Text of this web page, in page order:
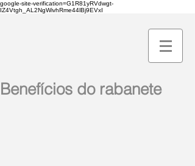
google-site-verification=G1R81yRVdwgt-
IZ4Vtgh_AL2NgWivhRme44lBj9EVxI
Benefícios do rabanete